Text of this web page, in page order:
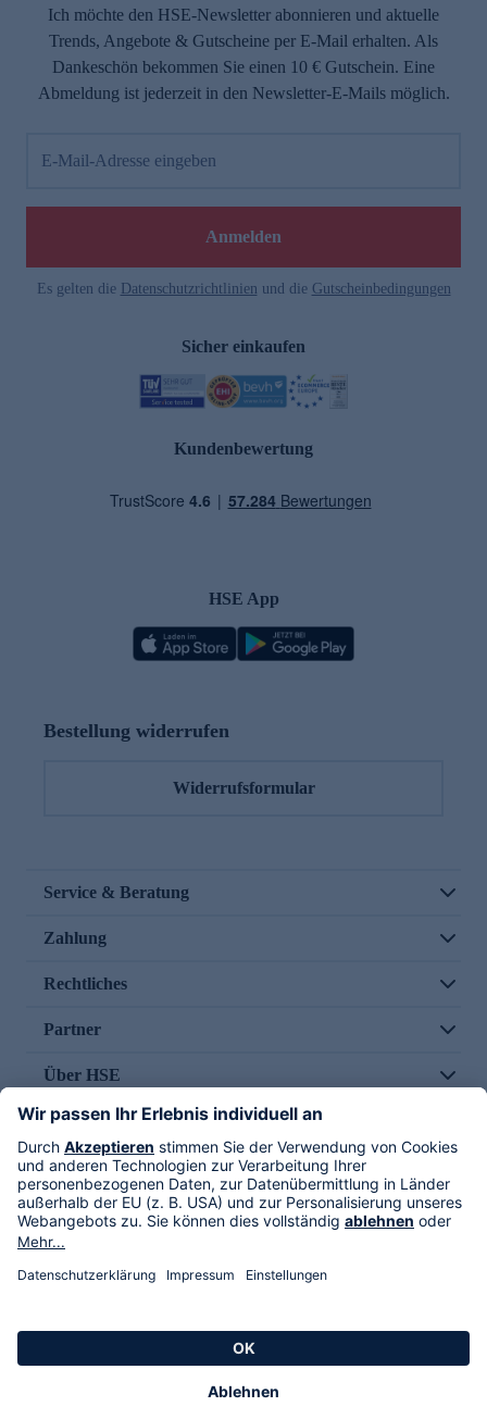
Ich möchte den HSE-Newsletter abonnieren und aktuelle
Trends, Angebote & Gutscheine per E-Mail erhalten. Als
Dankeschön bekommen Sie einen 10 € Gutschein. Eine
Abmeldung ist jederzeit in den Newsletter-E-Mails möglich.
E-Mail-Adresse eingeben
Anmelden
Es gelten die Datenschutzrichtlinien und die Gutscheinbedingungen
Sicher einkaufen
Kundenbewertung
HSE App
Bestellung widerrufen
Widerrufsformular
Service & Beratung
Zahlung
Rechtliches
Partner
Über HSE
Im TV
HSE International